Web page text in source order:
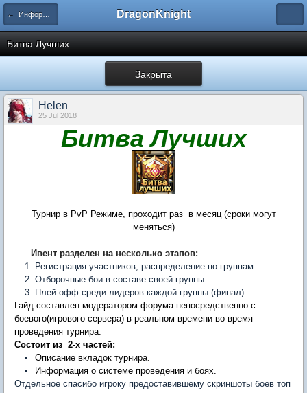
← Информация и гайды по игре DragonKnight
Битва Лучших
Закрыта
Нelen
25 Jul 2018
Битва Лучших
Турнир в PvP Режиме, проходит раз в месяц (сроки могут
меняться)
Ивент разделен на несколько этапов:
Регистрация участников, распределение по группам.
Отборочные бои в составе своей группы.
Плей-офф среди лидеров каждой группы (финал)
Гайд составлен модератором форума непосредственно с
боевого(игрового сервера) в реальном времени во время
проведения турнира.
Состоит из 2-х частей:
Описание вкладок турнира.
Информация о системе проведения и боях.
Отдельное спасибо игроку предоставившему скриншоты боев топ